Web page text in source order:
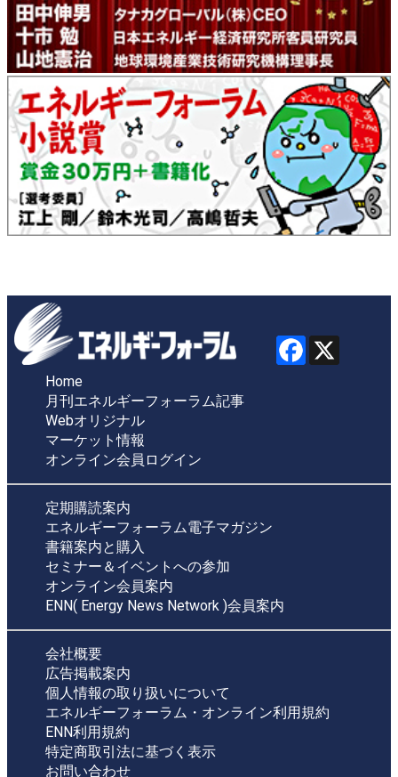
Home
月刊エネルギーフォーラム記事
Webオリジナル
マーケット情報
オンライン会員ログイン
定期購読案内
エネルギーフォーラム電子マガジン
書籍案内と購入
セミナー＆イベントへの参加
オンライン会員案内
ENN( Energy News Network )会員案内
会社概要
広告掲載案内
個人情報の取り扱いについて
エネルギーフォーラム・オンライン利用規約
ENN利用規約
特定商取引法に基づく表示
お問い合わせ